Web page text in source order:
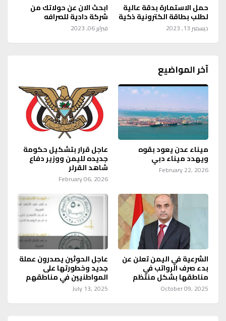
حمل الاستمارة بدقة عالية
لطلب بطاقة الكترونية ذكية
ديسمبر 13, 2023
ابحث الان عن حولاتك من
شركة دادية للصرافه
فبراير 06, 2023
آخر المواضيع
ميناء عدن يعود بقوه
ويهدد ميناء دبي
February 22, 2026
عاجل قرار بتشكيل حكومة
جديده لليمن ووزير دفاع
شاهد القرلر
February 06, 2026
الشرعية في اليمن تعلن عن
بدء صرف الرواتب في
مناطقها بشكل منتظم
October 09, 2025
عاجل الحوثين يصدرون عملة
جديد وخطورتها على
المواطنيين في مناطقهم
July 13, 2025